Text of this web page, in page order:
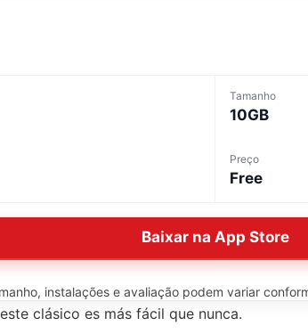
Tamanho
10GB
Preço
Free
Baixar na App Store
instalações e avaliação podem variar
clásico es más fácil que nunca.